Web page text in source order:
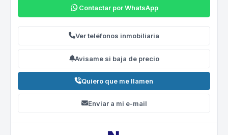
Contactar por WhatsApp
Ver teléfonos inmobiliaria
Avisame si baja de precio
Quiero que me llamen
Enviar a mi e-mail